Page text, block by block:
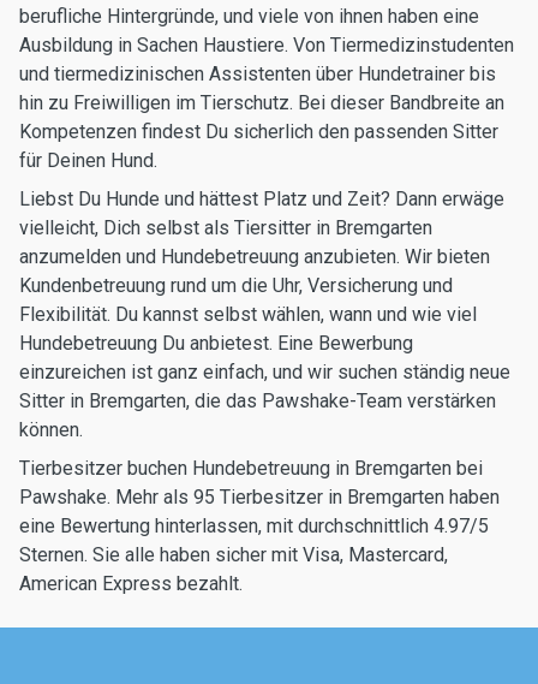
berufliche Hintergründe, und viele von ihnen haben eine
Ausbildung in Sachen Haustiere. Von Tiermedizinstudenten
und tiermedizinischen Assistenten über Hundetrainer bis
hin zu Freiwilligen im Tierschutz. Bei dieser Bandbreite an
Kompetenzen findest Du sicherlich den passenden Sitter
für Deinen Hund.
Liebst Du Hunde und hättest Platz und Zeit? Dann erwäge
vielleicht, Dich selbst als Tiersitter in Bremgarten
anzumelden und Hundebetreuung anzubieten. Wir bieten
Kundenbetreuung rund um die Uhr, Versicherung und
Flexibilität. Du kannst selbst wählen, wann und wie viel
Hundebetreuung Du anbietest. Eine Bewerbung
einzureichen ist ganz einfach, und wir suchen ständig neue
Sitter in Bremgarten, die das Pawshake-Team verstärken
können.
Tierbesitzer buchen Hundebetreuung in Bremgarten bei
Pawshake. Mehr als 95 Tierbesitzer in Bremgarten haben
eine Bewertung hinterlassen, mit durchschnittlich 4.97/5
Sternen. Sie alle haben sicher mit Visa, Mastercard,
American Express bezahlt.